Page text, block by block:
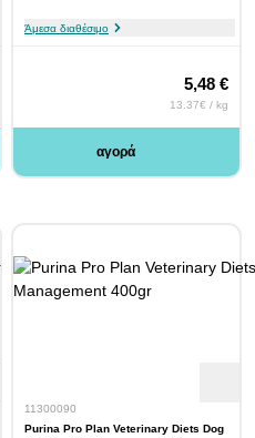
Άμεσα διαθέσιμο
5,48 €
13.37€ / kg
αγορά
11300090
Purina Pro Plan Veterinary Diets Dog